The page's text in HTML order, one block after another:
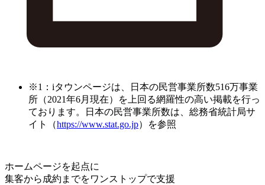
※1：iタウンページは、日本の民営事業所数516万事業
所（2021年6月現在）を上回る網羅性の高い掲載を行っ
ております。日本の民営事業所数は、総務省統計局サ
イト（https://www.stat.go.jp）を参照
ホームページを起点に
集客から成約までをワンストップで支援